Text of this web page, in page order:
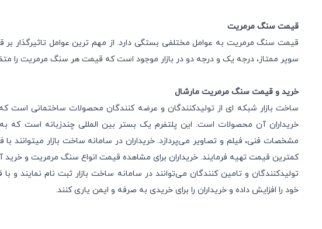
قیمت سنگ مرمریت
قیمت سنگ مرمریت به عوامل مختلفی بستگی دارد. از مهم ترین عوامل
سوپر ممتاز، درجه یک و درجه دو در بازار موجود است که قیمت هر سنگ مرمریت را
خرید و قیمت سنگ مرمریت مارشال
ساخت بازار شبکه ای از تولیدکنندگان و عرضه کنندگان محصولات ساختمانی است
خریداران آن محصولات است. این پلتفرم یک بستر بین المللی چندزبانه است که
مشخصات فنی، فیلم و تصاویر می‌پردازد. خریداران در سامانه ساخت بازار میتوانند
کمترین قیمت تهیه فرمایند. خریداران برای مشاهده قیمت انواع سنگ مرمریت و خرید
تولیدکنندگان و تامین کنندگان می‌توانند در سامانه ساخت بازار ثبت نام نمایند و
خود را افزایش داده و خریداران را برای خریدی به صرفه و ایمن یاری کنند.